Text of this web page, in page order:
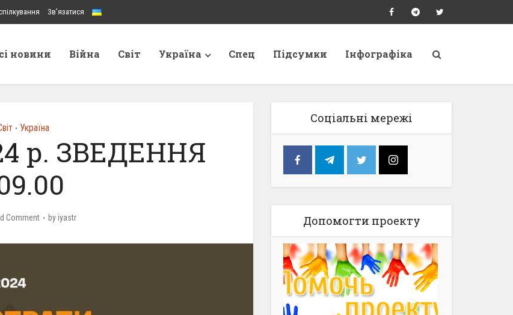
Зв’язатися
новини Війна Світ Україна Спец Підсумки Інфографіка
• Україна
р. ЗВЕДЕННЯ
Comment byiyastr
Соціальні мережі
Допомогти проекту